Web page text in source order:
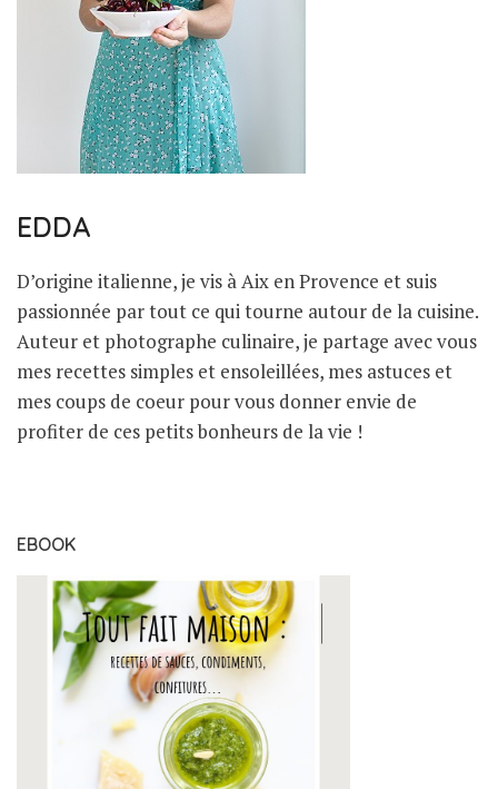
EDDA
D’origine italienne, je vis à Aix en Provence et suis
passionnée par tout ce qui tourne autour de la cuisine.
Auteur et photographe culinaire, je partage avec vous
mes recettes simples et ensoleillées, mes astuces et
mes coups de coeur pour vous donner envie de
profiter de ces petits bonheurs de la vie !
EBOOK